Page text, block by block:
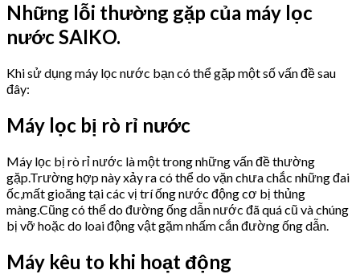
Những lỗi thường gặp của máy lọc
nước SAIKO.
Khi sử dụng máy lọc nước bạn có thể gặp một số vấn đề sau
đây:
Máy lọc bị rò rỉ nước
Máy lọc bị rò rỉ nước là một trong những vấn đề thường
gặp.Trường hợp này xảy ra có thể do vặn chưa chắc những đai
ốc,mất gioăng tại các vị trí ống nước động cơ bị thủng
màng.Cũng có thể do đường ống dẫn nước đã quá cũ và chúng
bị vỡ hoặc do loai động vật gặm nhấm cắn đường ống dẫn.
Máy kêu to khi hoạt động